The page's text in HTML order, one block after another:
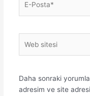
Posta*
sitesi
Daha sonraki
adresim ve site